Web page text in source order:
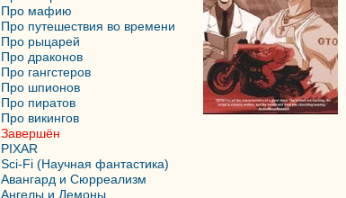
Про мафию
Про путешествия во времени
Про рыцарей
Про драконов
Про гангстеров
Про шпионов
Про пиратов
Про викингов
Завершён
PIXAR
Sci-Fi (Научная фантастика)
Авангард и Сюрреализм
Ангелы и Демоны